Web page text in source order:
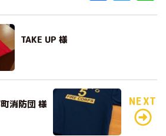
a
o
o
k
w n
TAKE UP 様
消防団 様 NEXT